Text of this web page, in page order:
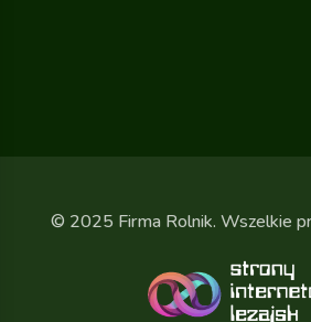
© 2025 Firma Rolnik. Wszelkie